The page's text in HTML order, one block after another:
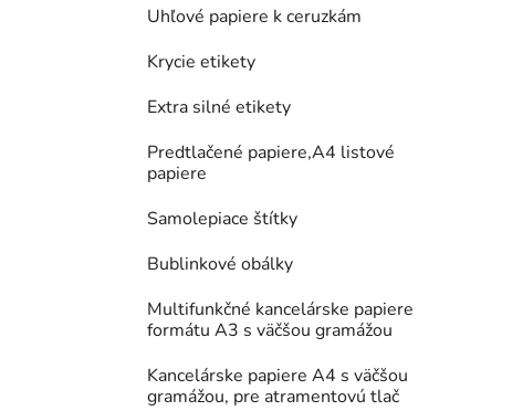
Uhľové papiere k ceruzkám
Krycie etikety
Extra silné etikety
Predtlačené papiere,A4 listové
papiere
Samolepiace štítky
Bublinkové obálky
Multifunkčné kancelárske papiere
formátu A3 s väčšou gramážou
Kancelárske papiere A4 s väčšou
gramážou, pre atramentovú tlač